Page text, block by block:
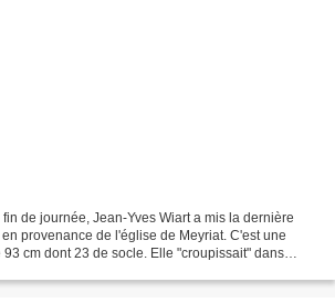
de journée, Jean-Yves Wiart a mis la dernière
provenance de l'église de Meyriat. C'est une
cm dont 23 de socle. Elle "croupissait" dans